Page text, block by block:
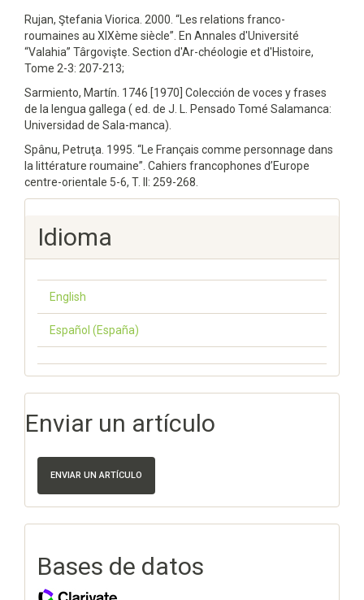
Rujan, Ştefania Viorica. 2000. “Les relations franco-
roumaines au XIXème siècle”. En Annales d'Université
“Valahia” Târgovişte. Section d'Ar-chéologie et d'Histoire,
Tome 2-3: 207-213;
Sarmiento, Martín. 1746 [1970] Colección de voces y frases
de la lengua gallega ( ed. de J. L. Pensado Tomé Salamanca:
Universidad de Sala-manca).
Spânu, Petruţa. 1995. “Le Français comme personnage dans
la littérature roumaine”. Cahiers francophones d’Europe
centre-orientale 5-6, T. II: 259-268.
Idioma
English
Español (España)
Enviar un artículo
ENVIAR UN ARTÍCULO
Bases de datos